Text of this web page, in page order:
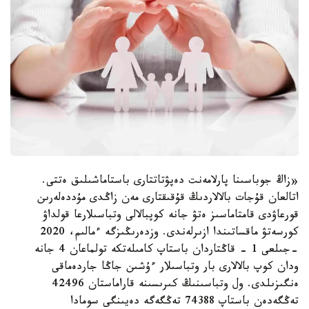
«زاڭ جوباسىنا پارلامەنت دەپۋتاتتارى باستاماشىلىق ەتتى.
اتالعان قۇجات بالالاردىڭ قۇقىقتارى مەن زاڭدى مۇددەلەرىن
قورعاۋدى قامتاماسىز ەتۋ جانە كوپبالالى وتباسىلارعا قولداۋ
كورسەتۋ ماقساتىندا ازىرلەندى. وزدەرىڭىزگە ءمالىم، 2020
-جىلعى 1 - قاڭتاردان باستاپ كامىلەتكە تولماعان 4 جانە
ودان كوپ بالالارى بار وتباسىلار ءۇشىن جاڭا جاردەماقى
ەنگىزىلدى. ول وتباسىنىڭ كىرىسىنە قاراماستان 42496
تەڭگەدەن باستاپ 74388 تەڭگەگە دەيىنگى سومادا